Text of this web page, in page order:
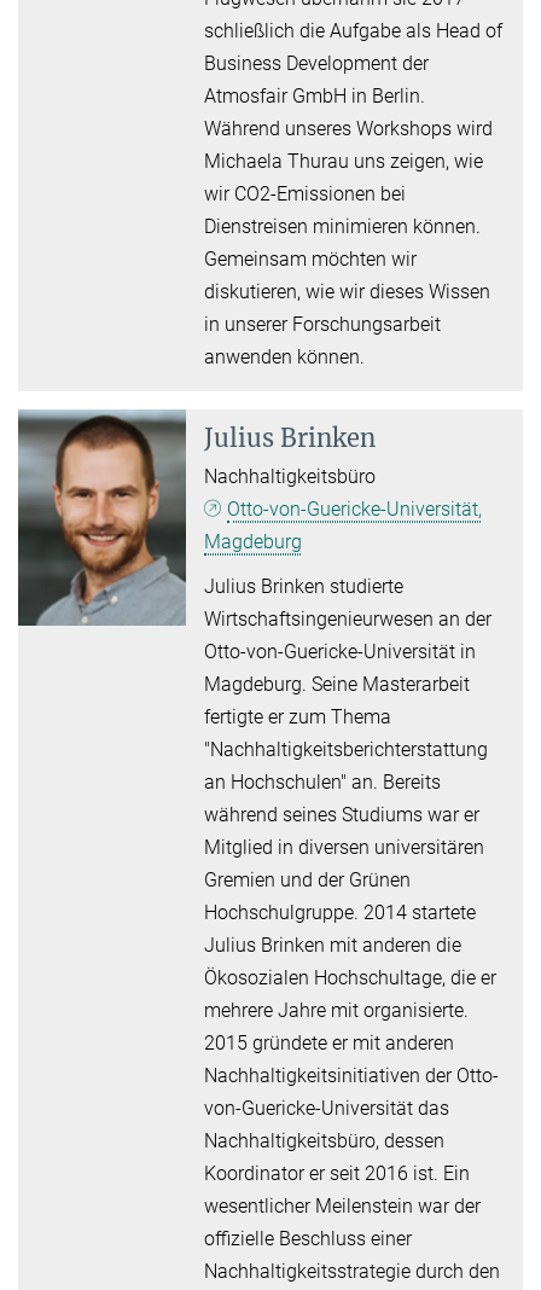
schließlich die Aufgabe als Head of
Business Development der
Atmosfair GmbH in Berlin.
Während unseres Workshops wird
Michaela Thurau uns zeigen, wie
wir CO2-Emissionen bei
Dienstreisen minimieren können.
Gemeinsam möchten wir
diskutieren, wie wir dieses Wissen
in unserer Forschungsarbeit
anwenden können.
Julius Brinken
Nachhaltigkeitsbüro
Otto-von-Guericke-Universität,
Magdeburg
Julius Brinken studierte
Wirtschaftsingenieurwesen an der
Otto-von-Guericke-Universität in
Magdeburg. Seine Masterarbeit
fertigte er zum Thema
"Nachhaltigkeitsberichterstattung
an Hochschulen" an. Bereits
während seines Studiums war er
Mitglied in diversen universitären
Gremien und der Grünen
Hochschulgruppe. 2014 startete
Julius Brinken mit anderen die
Ökosozialen Hochschultage, die er
mehrere Jahre mit organisierte.
2015 gründete er mit anderen
Nachhaltigkeitsinitiativen der Otto-
von-Guericke-Universität das
Nachhaltigkeitsbüro, dessen
Koordinator er seit 2016 ist. Ein
wesentlicher Meilenstein war der
offizielle Beschluss einer
Nachhaltigkeitsstrategie durch den